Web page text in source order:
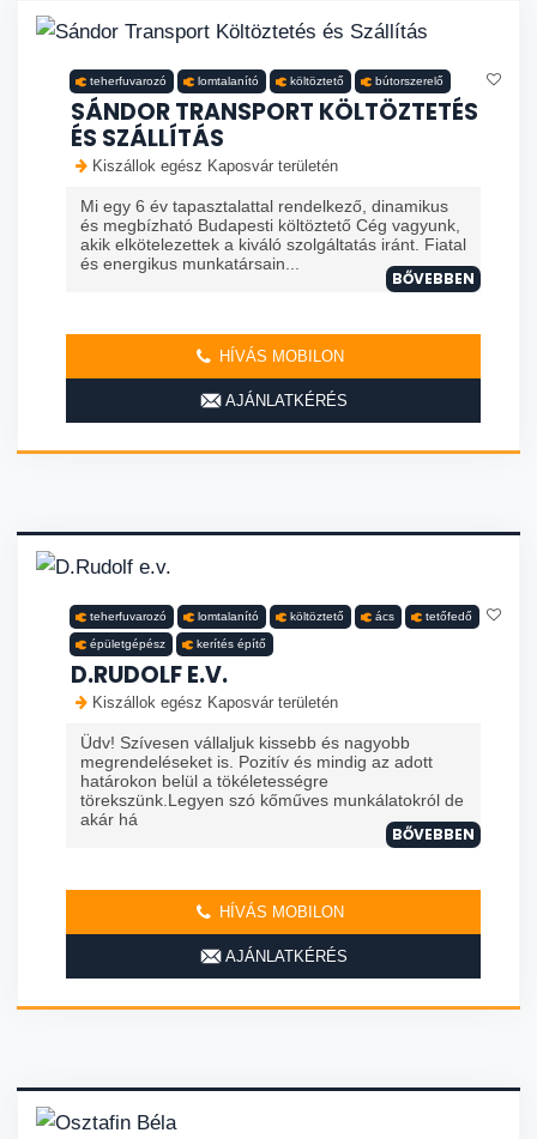
teherfuvarozó lomtalanító költöztető bútorszerelő
SÁNDOR TRANSPORT KÖLTÖZTETÉS
ÉS SZÁLLÍTÁS
Kiszállok egész Kaposvár területén
Mi egy 6 év tapasztalattal rendelkező, dinamikus
és megbízható Budapesti költöztető Cég vagyunk,
akik elkötelezettek a kiváló szolgáltatás iránt. Fiatal
és energikus munkatársain...
BŐVEBBEN
HÍVÁS MOBILON
AJÁNLATKÉRÉS
teherfuvarozó lomtalanító költöztető ács tetőfedő
épületgépész kerítés építő
D.RUDOLF E.V.
Kiszállok egész Kaposvár területén
Üdv! Szívesen vállaljuk kissebb és nagyobb
megrendeléseket is. Pozitív és mindig az adott
határokon belül a tökéletességre
törekszünk.Legyen szó kőműves munkálatokról de
akár há
BŐVEBBEN
HÍVÁS MOBILON
AJÁNLATKÉRÉS